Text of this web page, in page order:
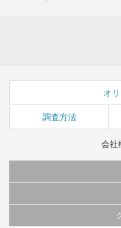
オ
調査方法
会社
当サイトで公開されている情
これらの情報を権利者の許可
当サイトに掲載している内容